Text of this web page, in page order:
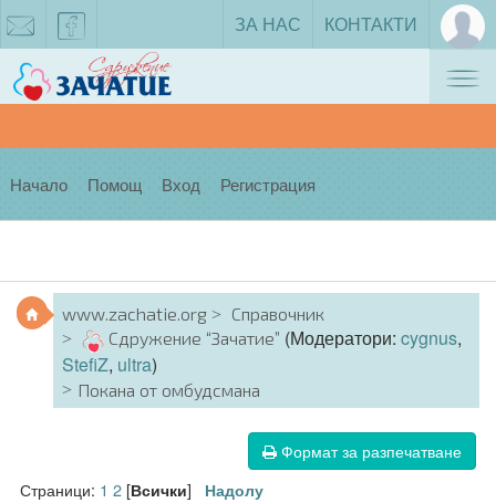
facebook
ЗА НАС КОНТАКТИ
Начало Помощ Вход Регистрация
www.zachatie.org
Справочник
Сдружение “Зачатие” (Модератори: cygnus,
StefiZ, ultra)
Покана от омбудсмана
Формат за разпечатване
Страници: 1 2[Всички] Надолу